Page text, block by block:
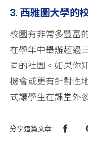
3. 西雅圖大學的
校園有非常多豐富
在學年中舉辦超過
同的社團。如果你
機會或更有針對性
式讓學生在課堂外
分享這篇文章: